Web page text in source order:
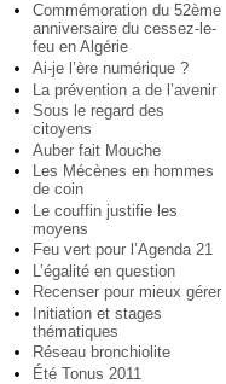
Commémoration du 52ème
anniversaire du cessez-le-
feu en Algérie
Ai-je l’ère numérique ?
La prévention a de l’avenir
Sous le regard des
citoyens
Auber fait Mouche
Les Mécènes en hommes
de coin
Le couffin justifie les
moyens
Feu vert pour l’Agenda 21
L’égalité en question
Recenser pour mieux gérer
Initiation et stages
thématiques
Réseau bronchiolite
Été Tonus 2011